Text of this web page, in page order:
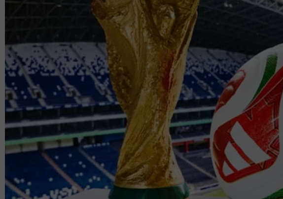
Irdani, 16, Nurul Qaisara Sofia, 14, dan Muhammad Irfan Aryan,
Akhiri status ibu tunggal, Syura kembali bergelar isteri